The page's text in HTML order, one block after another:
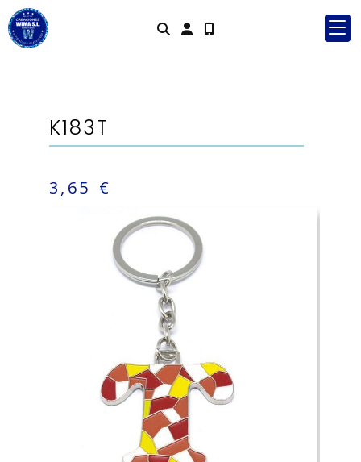
Identifícate
K183T
3,65 €